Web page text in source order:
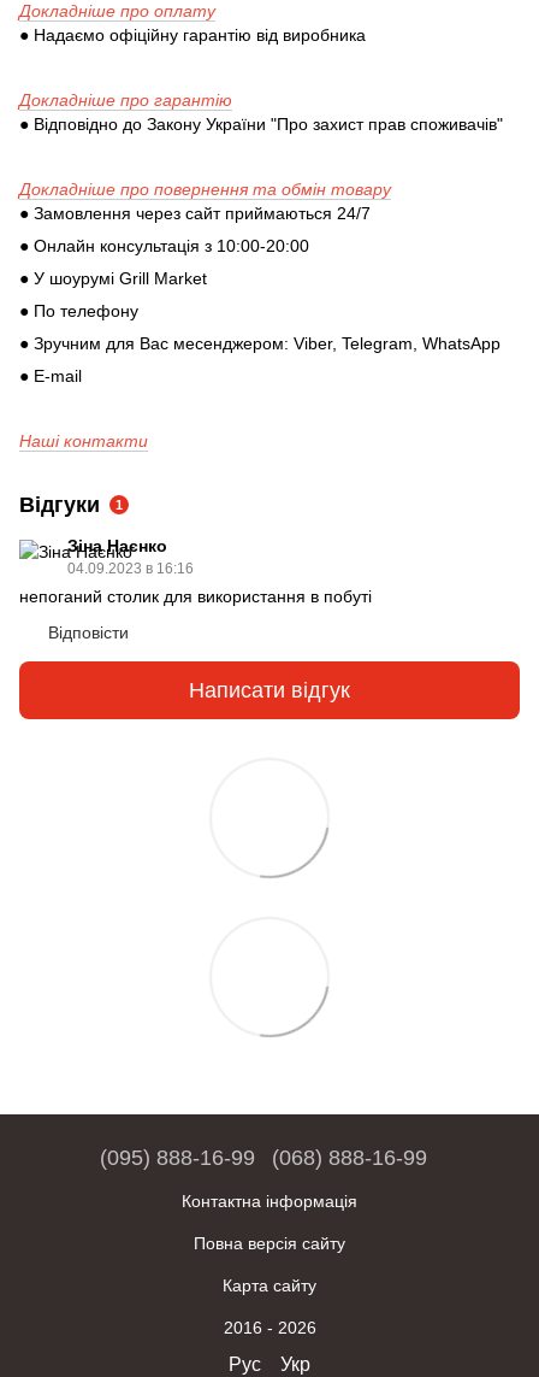
Докладніше про оплату
● Надаємо офіційну гарантію від виробника
Докладніше про гарантію
● Відповідно до Закону України "Про захист прав споживачів"
Докладніше про повернення та обмін товару
● Замовлення через сайт приймаються 24/7
● Онлайн консультація з 10:00-20:00
● У шоурумі Grill Market
● По телефону
● Зручним для Вас месенджером: Viber, Telegram, WhatsApp
● E-mail
Наші контакти
Відгуки 1
Зіна Наєнко
04.09.2023 в 16:16
непоганий столик для використання в побуті
Відповісти
Написати відгук
(095) 888-16-99 (068) 888-16-99
Контактна інформація
Повна версія сайту
Карта сайту
2016 - 2026
Рус Укр